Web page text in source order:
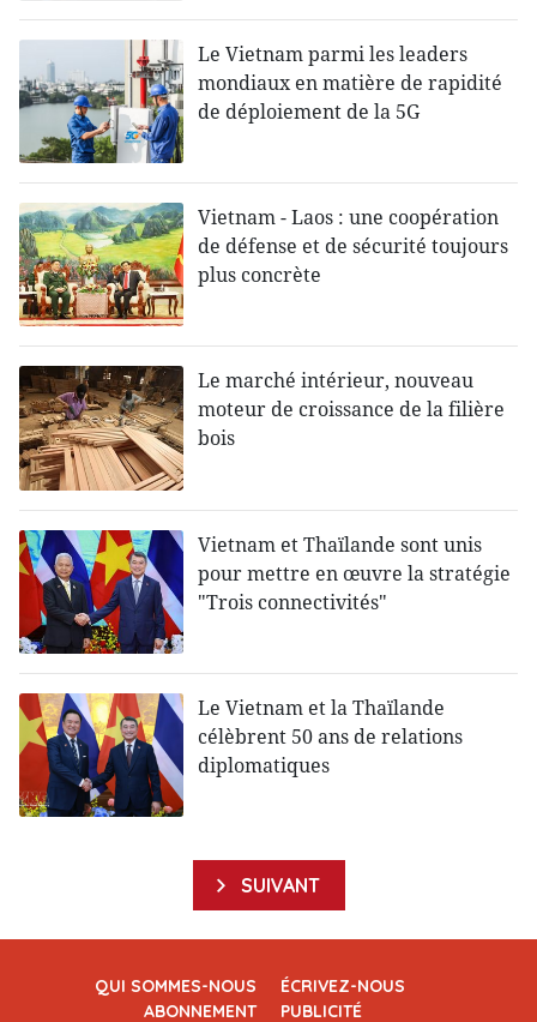
Le Vietnam parmi les leaders
mondiaux en matière de rapidité
de déploiement de la 5G
Vietnam - Laos : une coopération
de défense et de sécurité toujours
plus concrète
Le marché intérieur, nouveau
moteur de croissance de la filière
bois
Vietnam et Thaïlande sont unis
pour mettre en œuvre la stratégie
"Trois connectivités"
Le Vietnam et la Thaïlande
célèbrent 50 ans de relations
diplomatiques
SUIVANT
QUI SOMMES-NOUS
ÉCRIVEZ-NOUS
ABONNEMENT
PUBLICITÉ